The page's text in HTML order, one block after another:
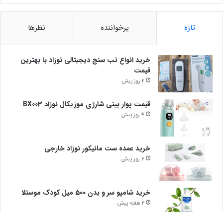
تازه پرخواننده نظرها
خرید انواع تب سنج دیجیتالی نوزاد با بهترین
قیمت
2 روز پیش
قیمت پوار بینی شارژی موزیکال نوزاد BX003
4 روز پیش
خرید عمده ست مانیکور نوزاد خارجی
6 روز پیش
خرید شامپو سر و بدن 500 میل کودک موستلا
2 هفته پیش